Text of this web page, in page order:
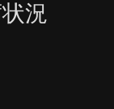
況